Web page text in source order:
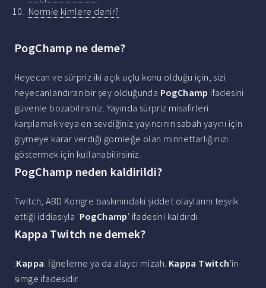
Normie kimlere denir?
PogChamp ne deme?
Heyecan ve sürpriz iki açık uçlu konu olduğu için, sizi
heyecanlandıran bir şey olduğunda PogChamp ifadesini
güvenle bozabilirsiniz. Yayında sürpriz misafirleri
karşılamak veya en sevdiğiniz yayıncının sabah yayını için
giymeye karar verdiği gömleğe olan minnettarlığınızı
göstermek için kullanabilirsiniz.
PogChamp neden kaldirildi?
Twitch, ABD Kongre baskınındaki şiddet olaylarını teşvik
ettiği iddiasıyla 'PogChamp' ifadesini kaldırdı
Kappa Twitch ne demek?
:Kappa: İğneleme ya da alaycı mizah. Kappa Twitch'in
simge ifadesidir.